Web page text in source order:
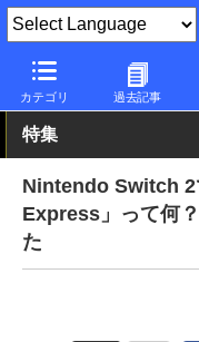
カテゴリ 過去記事
PC Watch 半導体/周辺機
特集
Nintendo Switch
Express」って何
た